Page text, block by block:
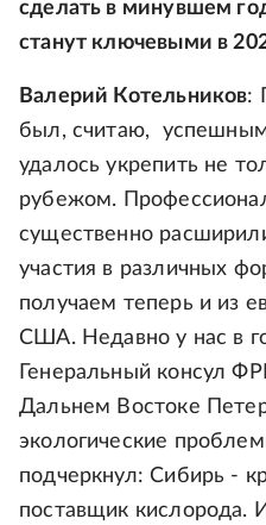
сделать в минувшем
станут ключевыми в
Валерий Котельников:
был, считаю,
удалось укрепить не
рубежом.
существенно
участия в различных
получаем теперь и из
США. Недавно у нас в
Генеральный консул
Дальнем Востоке
экологические
подчеркнул: Сибирь -
поставщик кислорода.